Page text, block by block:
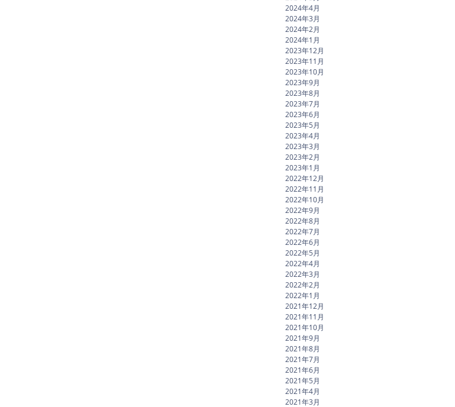
2024年4月
2024年3月
2024年2月
2024年1月
2023年12月
2023年11月
2023年10月
2023年9月
2023年8月
2023年7月
2023年6月
2023年5月
2023年4月
2023年3月
2023年2月
2023年1月
2022年12月
2022年11月
2022年10月
2022年9月
2022年8月
2022年7月
2022年6月
2022年5月
2022年4月
2022年3月
2022年2月
2022年1月
2021年12月
2021年11月
2021年10月
2021年9月
2021年8月
2021年7月
2021年6月
2021年5月
2021年4月
2021年3月